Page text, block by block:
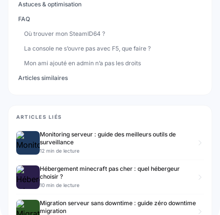
Astuces & optimisation
FAQ
Où trouver mon SteamID64 ?
La console ne s’ouvre pas avec F5, que faire ?
Mon ami ajouté en admin n’a pas les droits
Articles similaires
ARTICLES LIÉS
Monitoring serveur : guide des meilleurs outils de
surveillance
12 min de lecture
Hébergement minecraft pas cher : quel hébergeur
choisir ?
10 min de lecture
Migration serveur sans downtime : guide zéro downtime
migration